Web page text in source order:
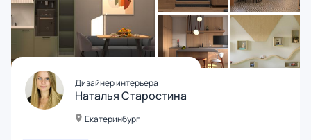
Дизайнер интерьера
Наталья Старостина
Екатеринбург